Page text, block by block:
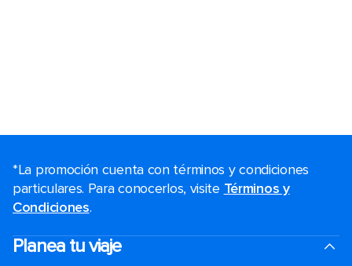
*La promoción cuenta con términos y condiciones
particulares. Para conocerlos, visite Términos y
Condiciones.
Planea tu viaje